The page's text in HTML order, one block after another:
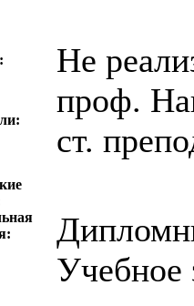
Не
проф.
ст.
Учебное